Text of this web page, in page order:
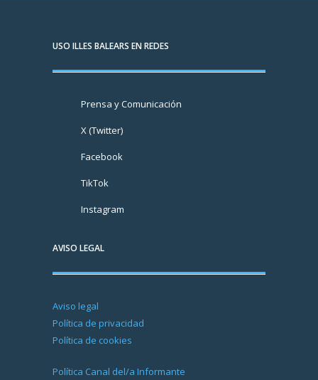
USO ILLES BALEARS EN REDES
Prensa y Comunicación
X (Twitter)
Facebook
TikTok
Instagram
AVISO LEGAL
Aviso legal
Política de privacidad
Política de cookies
Política Canal del/a Informante